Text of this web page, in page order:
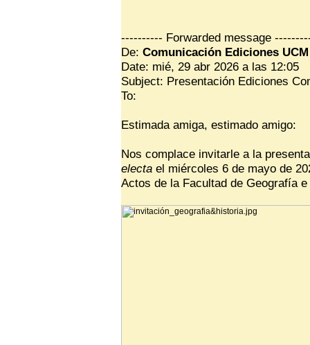
---------- Forwarded message
De: Comunicación Ediciones UCM
Date: mié, 29 abr 2026 a las 12:05
Subject: Presentación Ediciones
To:
Estimada amiga, estimado amigo:
Nos complace invitarle a la presen
electa el miércoles 6 de mayo de
Actos de la Facultad de Geografía